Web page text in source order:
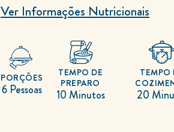
Ver Informações Nutricionais
6 Pessoas
PORÇÕES
10 Minutos
TEMPO DE
PREPARO
20
TEMPO